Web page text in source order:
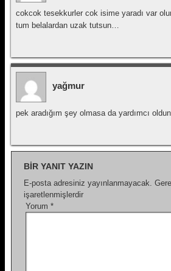
cokcok tesekkurler cok isime yaradı var
tum belalardan uzak tutsun…
yağmur
pek aradığım şey olmasa da yardımcı
BIR YANIT YAZIN
E-posta adresiniz yayınlanmayacak.
işaretlenmişlerdir
Yorum *